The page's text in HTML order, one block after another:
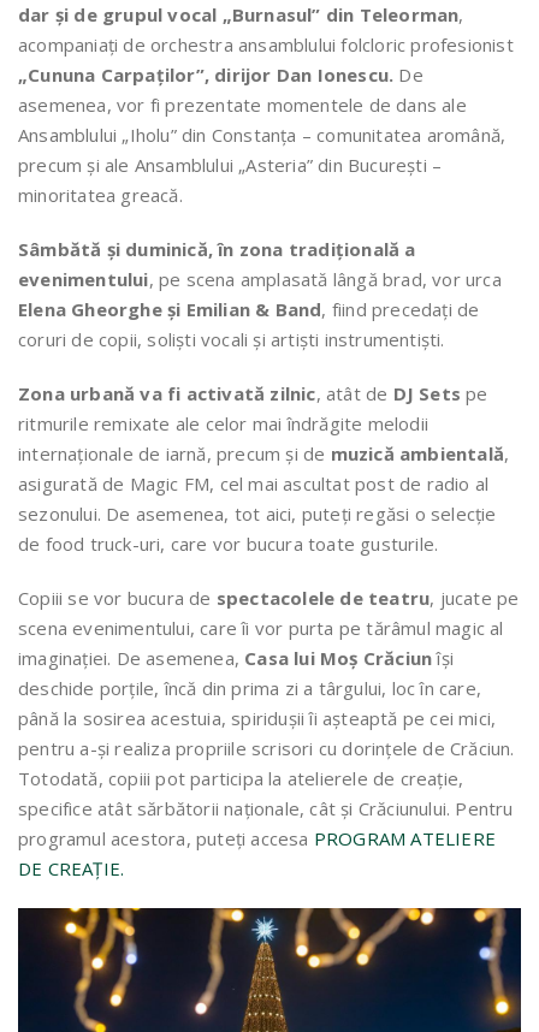
dar și de grupul vocal „Burnasul” din Teleorman,
acompaniați de orchestra ansamblului folcloric profesionist
„Cununa Carpaților”, dirijor Dan Ionescu. De
asemenea, vor fi prezentate momentele de dans ale
Ansamblului „Iholu” din Constanța – comunitatea aromână,
precum și ale Ansamblului „Asteria” din București –
minoritatea greacă.
Sâmbătă și duminică, în zona tradițională a
evenimentului, pe scena amplasată lângă brad, vor urca
Elena Gheorghe și Emilian & Band, fiind precedați de
coruri de copii, soliști vocali și artişti instrumentiști.
Zona urbană va fi activată zilnic, atât de DJ Sets pe
ritmurile remixate ale celor mai îndrăgite melodii
internaționale de iarnă, precum și de muzică ambientală,
asigurată de Magic FM, cel mai ascultat post de radio al
sezonului. De asemenea, tot aici, puteți regăsi o selecție
de food truck-uri, care vor bucura toate gusturile.
Copiii se vor bucura de spectacolele de teatru, jucate pe
scena evenimentului, care îi vor purta pe tărâmul magic al
imaginației. De asemenea, Casa lui Moș Crăciunîși
deschide porțile, încă din prima zi a târgului, loc în care,
până la sosirea acestuia, spiridușii îi așteaptă pe cei mici,
pentru a-și realiza propriile scrisori cu dorințele de Crăciun.
Totodată, copiii pot participa la atelierele de creație,
specifice atât sărbătorii naționale, cât și Crăciunului. Pentru
programul acestora, puteți accesa PROGRAM ATELIERE
DE CREAȚIE.